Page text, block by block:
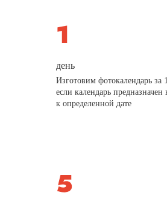
день
Изготовим фотокалендарь
если календарь предназначен
к определенной дате